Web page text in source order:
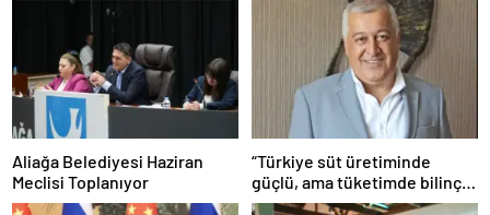
Aliağa Belediyesi Haziran
Meclisi Toplanıyor
“Türkiye süt üretiminde
güçlü, ama tüketimde bilinç
şart”